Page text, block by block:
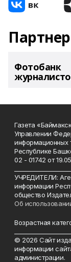
Фотобанк
Газета
Управлении
информационных
Республике
02 - 01742 от
УЧРЕДИТЕЛИ:
информации
общество
Об
Возрастная
© 2026 Сайт
информации
администрации.